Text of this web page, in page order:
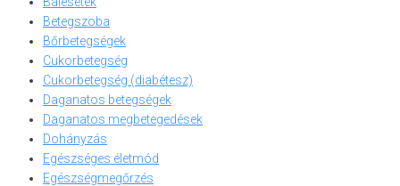
Betegszoba
Bőrbetegségek
Cukorbetegség
Cukorbetegség (diabétesz)
Daganatos betegségek
Daganatos megbetegedések
Dohányzás
Egészséges életmód
Egészségmegőrzés